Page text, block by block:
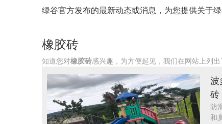
绿谷官方发布的最新动态或消息，为您提供关于
橡胶砖
知道您对橡胶砖感兴趣，为方便起见，我们在网站上列
波
砖
防
和